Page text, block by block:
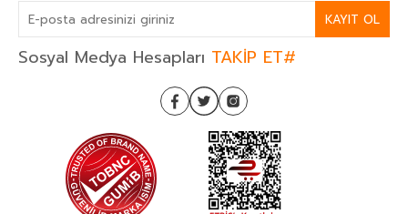
KAYIT OL
Sosyal Medya Hesapları TAKİP ET#